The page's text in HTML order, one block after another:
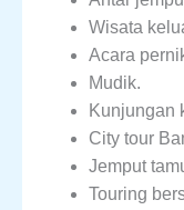
Wisata
Acara
Mudik.
Kunjungan
City tour
Jemput
Touring